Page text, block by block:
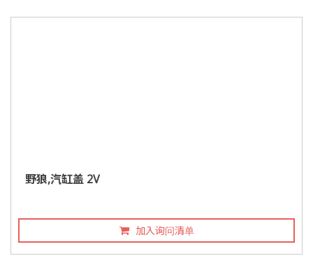
野狼,汽缸盖 2V
加入询问清单